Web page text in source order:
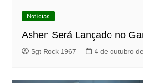
Notícias
Ashen Será Lançado no
Sgt Rock 1967 4 de outubro